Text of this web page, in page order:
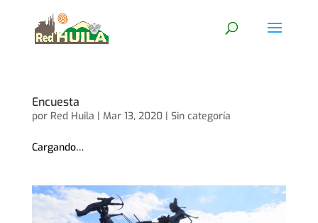
Encuesta
por Red Huila | Mar 13, 2020| Sin categoría
Cargando…